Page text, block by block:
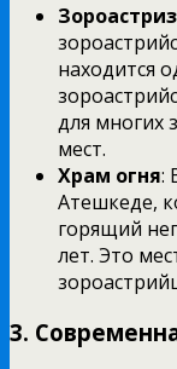
находится
для многих
мест.
Храм огня:
Атешкеде,
горящий
лет. Это
3.